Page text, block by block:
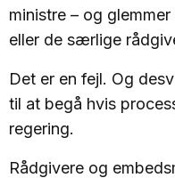
ministre – og
eller de særlige
Det er en fejl. Og
til at begå hvis
regering.
Rådgivere og